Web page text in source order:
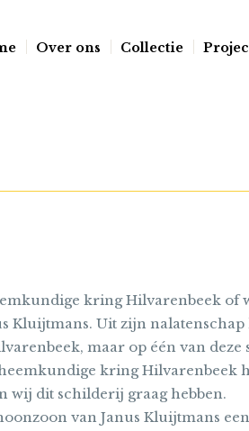
Over ons Collectie
kring Hilvarenbeek of
Kluijtmans. Uit zijn nalatenschap
maar op één van deze
kring Hilvarenbeek
wij dit schilderij graag hebben.
van Janus Kluijtmans